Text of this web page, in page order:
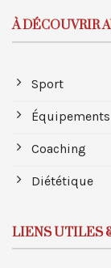
À DÉCOUVRIR
Sport
Équipements
Coaching
Diététique
LIENS UTILES